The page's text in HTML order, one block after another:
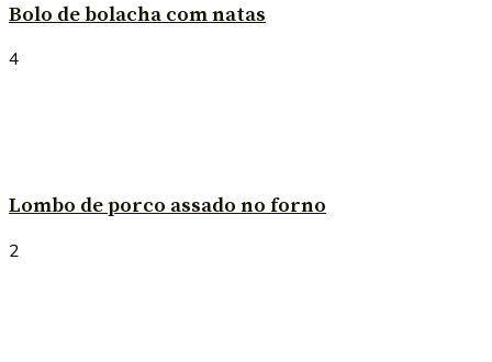
Bolo de bolacha com natas
4
Lombo de porco assado no forno
2